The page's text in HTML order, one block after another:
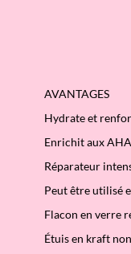
AVANTAGES
Hydrate et
Enrichit aux AHA
Réparateur
Peut être utilisé
Flacon en verre
Étuis en kraft